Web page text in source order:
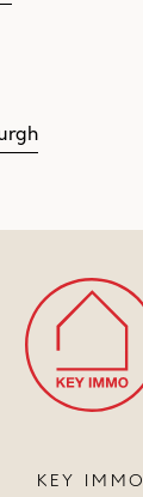
KEY IMMO